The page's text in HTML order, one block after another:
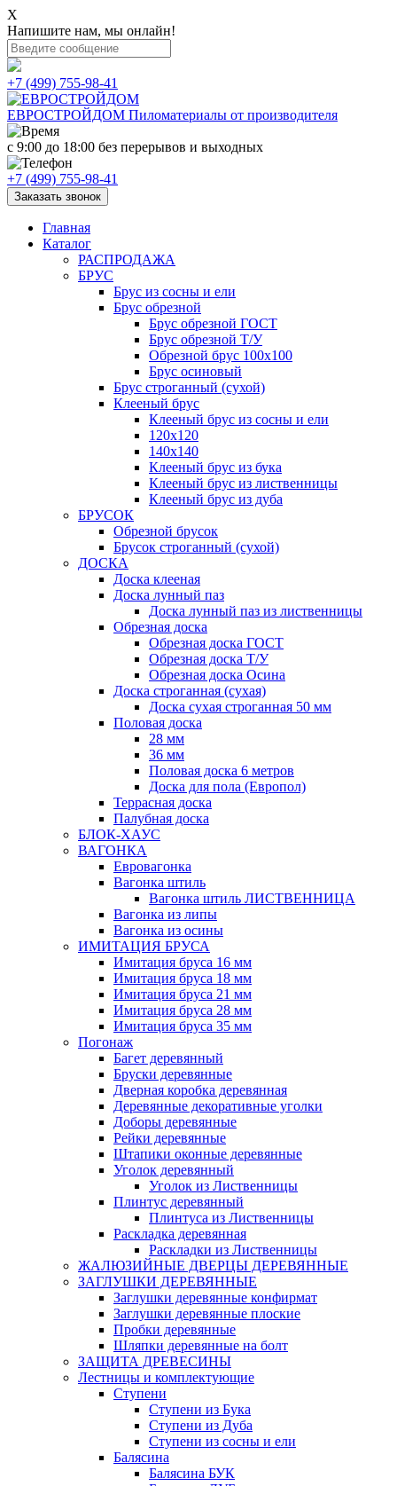
X
Напишите нам, мы онлайн!
+7 (499) 755-98-41
ЕВРОСТРОЙДОМ Пиломатериалы от производителя
с 9:00 до 18:00 без перерывов и выходных
+7 (499) 755-98-41
Заказать звонок
Главная
Каталог
РАСПРОДАЖА
БРУС
Брус из сосны и ели
Брус обрезной
Брус обрезной ГОСТ
Брус обрезной Т/У
Обрезной брус 100х100
Брус осиновый
Брус строганный (сухой)
Клееный брус
Клееный брус из сосны и ели
120х120
140х140
Клееный брус из бука
Клееный брус из лиственницы
Клееный брус из дуба
БРУСОК
Обрезной брусок
Брусок строганный (сухой)
ДОСКА
Доска клееная
Доска лунный паз
Доска лунный паз из лиственницы
Обрезная доска
Обрезная доска ГОСТ
Обрезная доска Т/У
Обрезная доска Осина
Доска строганная (сухая)
Доска сухая строганная 50 мм
Половая доска
28 мм
36 мм
Половая доска 6 метров
Доска для пола (Европол)
Террасная доска
Палубная доска
БЛОК-ХАУС
ВАГОНКА
Евровагонка
Вагонка штиль
Вагонка штиль ЛИСТВЕННИЦА
Вагонка из липы
Вагонка из осины
ИМИТАЦИЯ БРУСА
Имитация бруса 16 мм
Имитация бруса 18 мм
Имитация бруса 21 мм
Имитация бруса 28 мм
Имитация бруса 35 мм
Погонаж
Багет деревянный
Бруски деревянные
Дверная коробка деревянная
Деревянные декоративные уголки
Доборы деревянные
Рейки деревянные
Штапики оконные деревянные
Уголок деревянный
Уголок из Лиственницы
Плинтус деревянный
Плинтуса из Лиственницы
Раскладка деревянная
Раскладки из Лиственницы
ЖАЛЮЗИЙНЫЕ ДВЕРЦЫ ДЕРЕВЯННЫЕ
ЗАГЛУШКИ ДЕРЕВЯННЫЕ
Заглушки деревянные конфирмат
Заглушки деревянные плоские
Пробки деревянные
Шляпки деревянные на болт
ЗАЩИТА ДРЕВЕСИНЫ
Лестницы и комплектующие
Ступени
Ступени из Бука
Ступени из Дуба
Ступени из сосны и ели
Балясина
Балясина БУК